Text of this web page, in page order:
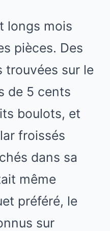
longs mois
pièces. Des
trouvées sur le
de 5 cents
boulots, et
froissés
dans sa
même
préféré, le
sur